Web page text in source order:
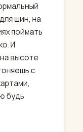
шин, на
поймать
И
высоте
с
будь